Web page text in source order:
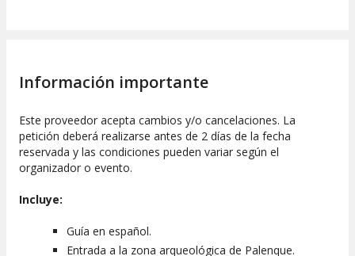
Información importante
Este proveedor acepta cambios y/o cancelaciones. La
petición deberá realizarse antes de 2 días de la fecha
reservada y las condiciones pueden variar según el
organizador o evento.
Incluye:
Guía en español.
Entrada a la zona arqueológica de Palenque.